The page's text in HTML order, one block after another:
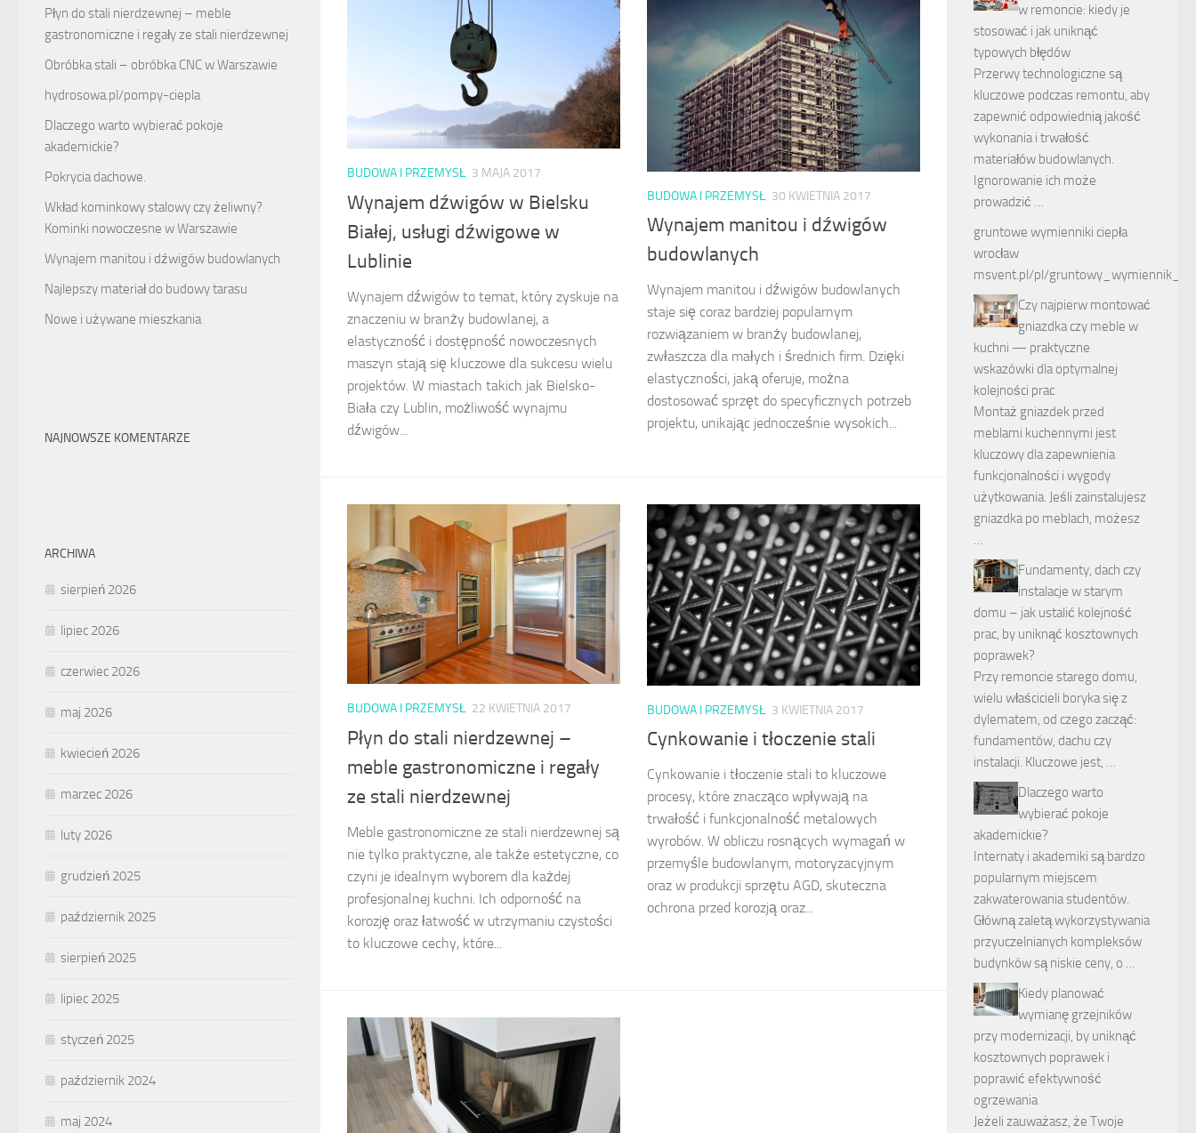
BUDOWA I PRZEMYSŁ 3 MAJA 2017
Wynajem dźwigów w Bielsku
Białej, usługi dźwigowe w
Lublinie
Wynajem dźwigów to temat, który zyskuje na
znaczeniu w branży budowlanej, a
elastyczność i dostępność nowoczesnych
maszyn stają się kluczowe dla sukcesu wielu
projektów. W miastach takich jak Bielsko-
Biała czy Lublin, możliwość wynajmu
dźwigów...
BUDOWA I PRZEMYSŁ 30 KWIETNIA 2017
Wynajem manitou i dźwigów
budowlanych
Wynajem manitou i dźwigów budowlanych
staje się coraz bardziej popularnym
rozwiązaniem w branży budowlanej,
zwłaszcza dla małych i średnich firm. Dzięki
elastyczności, jaką oferuje, można
dostosować sprzęt do specyficznych potrzeb
projektu, unikając jednocześnie wysokich...
BUDOWA I PRZEMYSŁ 22 KWIETNIA 2017
Płyn do stali nierdzewnej –
meble gastronomiczne i regały
ze stali nierdzewnej
Meble gastronomiczne ze stali nierdzewnej są
nie tylko praktyczne, ale także estetyczne, co
czyni je idealnym wyborem dla każdej
profesjonalnej kuchni. Ich odporność na
korozję oraz łatwość w utrzymaniu czystości
to kluczowe cechy, które...
BUDOWA I PRZEMYSŁ 3 KWIETNIA 2017
Cynkowanie i tłoczenie stali
Cynkowanie i tłoczenie stali to kluczowe
procesy, które znacząco wpływają na
trwałość i funkcjonalność metalowych
wyrobów. W obliczu rosnących wymagań w
przemyśle budowlanym, motoryzacyjnym
oraz w produkcji sprzętu AGD, skuteczna
ochrona przed korozją oraz...
Płyn do stali nierdzewnej – meble
gastronomiczne i regały ze stali nierdzewnej
Obróbka stali – obróbka CNC w Warszawie
hydrosowa.pl/pompy-ciepla
Dlaczego warto wybierać pokoje
akademickie?
Pokrycia dachowe.
Wkład kominkowy stalowy czy żeliwny?
Kominki nowoczesne w Warszawie
Wynajem manitou i dźwigów budowlanych
Najlepszy materiał do budowy tarasu
Nowe i używane mieszkania
NAJNOWSZE KOMENTARZE
ARCHIWA
sierpień 2026
lipiec 2026
czerwiec 2026
maj 2026
kwiecień 2026
marzec 2026
luty 2026
grudzień 2025
październik 2025
sierpień 2025
lipiec 2025
styczeń 2025
październik 2024
maj 2024
w remoncie: kiedy je
stosować i jak uniknąć
typowych błędów
Przerwy technologiczne są
kluczowe podczas remontu, aby
zapewnić odpowiednią jakość
wykonania i trwałość
materiałów budowlanych.
Ignorowanie ich może
prowadzić …
gruntowe wymienniki ciepła
wrocław
msvent.pl/pl/
Czy najpierw montować
gniazdka czy meble w
kuchni — praktyczne
wskazówki dla optymalnej
kolejności prac
Montaż gniazdek przed
meblami kuchennymi jest
kluczowy dla zapewnienia
funkcjonalności i wygody
użytkowania. Jeśli zainstalujesz
gniazdka po meblach, możesz
…
Fundamenty, dach czy
instalacje w starym
domu – jak ustalić kolejność
prac, by uniknąć kosztownych
poprawek?
Przy remoncie starego domu,
wielu właścicieli boryka się z
dylematem, od czego zacząć:
fundamentów, dachu czy
instalacji. Kluczowe jest, …
Dlaczego warto
wybierać pokoje
akademickie?
Internaty i akademiki są bardzo
popularnym miejscem
zakwaterowania studentów.
Główną zaletą wykorzystywania
przyuczelnianych kompleksów
budynków są niskie ceny, o …
Kiedy planować
wymianę grzejników
przy modernizacji, by uniknąć
kosztownych poprawek i
poprawić efektywność
ogrzewania
Jeżeli zauważasz, że Twoje